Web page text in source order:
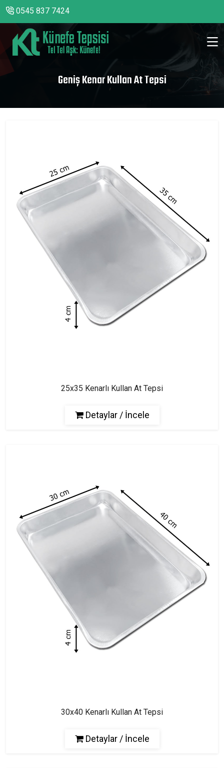
0545 837 7424
Geniş Kenar Kullan At Tepsi
25x35 Kenarlı Kullan At Tepsi
Detaylar / İncele
30x40 Kenarlı Kullan At Tepsi
Detaylar / İncele